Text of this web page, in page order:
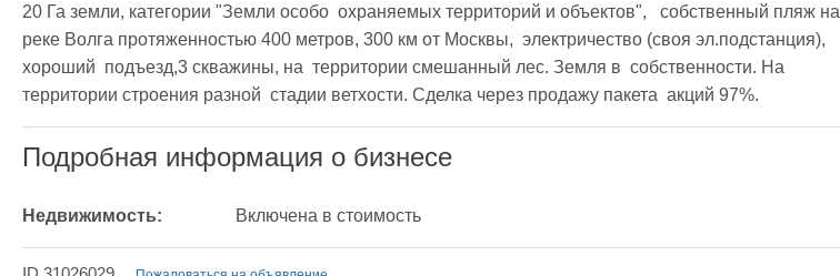
20 Га земли, категории "Земли особо  охраняемых территорий и объектов",   собственный пляж на
реке Волга протяженностью 400 метров, 300 км от Москвы,  электричество (своя эл.подстанция),
хороший  подъезд,3 скважины, на  территории смешанный лес. Земля в  собственности. На
территории строения разной  стадии ветхости. Сделка через продажу пакета  акций 97%.
Подробная информация о бизнесе
Недвижимость: Включена в стоимость